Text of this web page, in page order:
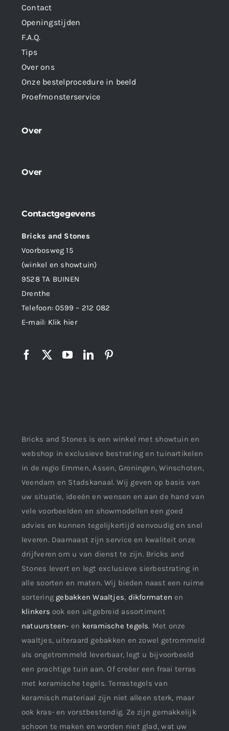
Contact
Openingstijden
F.A.Q.
Tips
Over ons
Onze bestelprocedure in beeld
Proefmonsterservice
Over
Over
Contactgegevens
Bricks and Stones
Voorbosweg 15
(winkel en showtuin)
9528 TA BUINEN
Drenthe
Telefoon:0599 – 212 082
E-mail: Klik hier
Bricks and Stones is een winkel met showtuin en
webshop in exclusieve bestrating en tuinartikelen
in de regio Emmen, Assen, Groningen, Winschoten,
Veendam en Stadskanaal. Wij geven op basis van
uw situatie, ideeën en wensen en aan de hand van
vele voorbeelden en showmodellen een goed
advies en kunnen tegelijkertijd eenvoudig en snel
leveren. Daarnaast zijn service en kwaliteit onze
drijfveren om u van dienst te zijn. Bricks and
Stones levert en legt exclusieve sierbestrating in
alle soorten en maten. Wij bieden naast een ruime
sortering gebakken Waaltjes, dikformaten en
klinkers ook een uitgebreid assortiment
natuursteen- en keramische tegels. Met onze
waaltjes, uiteraard gebakken en zowel getrommeld
als ongetrommeld leverbaar, legt u bijvoorbeeld
een prachtige tuin aan. Of creëer een fraai terras
met keramische tegels. Terrastegels van
keramisch materiaal zijn niet alleen sterk, maar
ook kras- en vorstbestendig. Ze zijn gemakkelijk
schoon te maken en worden niet glad, wat uw